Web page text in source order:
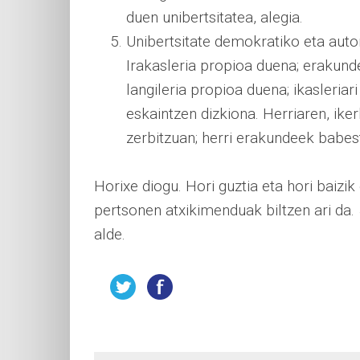
duen unibertsitatea, alegia.
Unibertsitate demokratiko eta
Irakasleria propioa duena;
langileria propioa duena;
eskaintzen dizkiona. Herriaren,
zerbitzuan; herri erakundeek
Horixe diogu. Hori guztia eta hori
pertsonen atxikimenduak biltzen ari
alde.